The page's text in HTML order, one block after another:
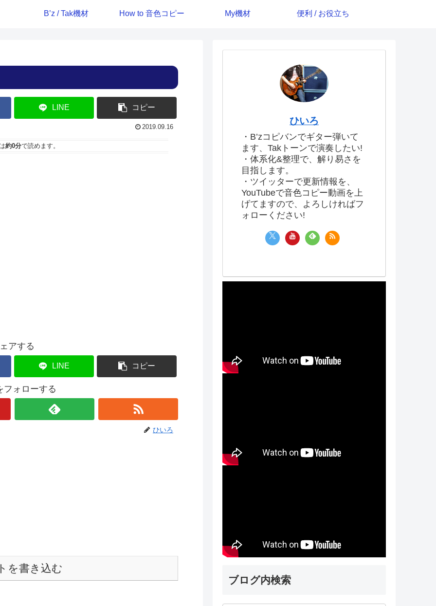
B’z / Tak機材 How to 音色コピー My機材 便利 / お役立ち
LINE コピー
2019.09.16
約0分で読めます。
アする
LINE コピー
フォローする
ひいろ
を書き込む
ひいろ
・B’zコピバンでギター弾いて
ます、Takトーンで演奏したい!
・体系化&整理で、解り易さを
目指します。
・ツイッターで更新情報を、
YouTubeで音色コピー動画を上
げてますので、よろしければフ
ォローください!
ブログ内検索